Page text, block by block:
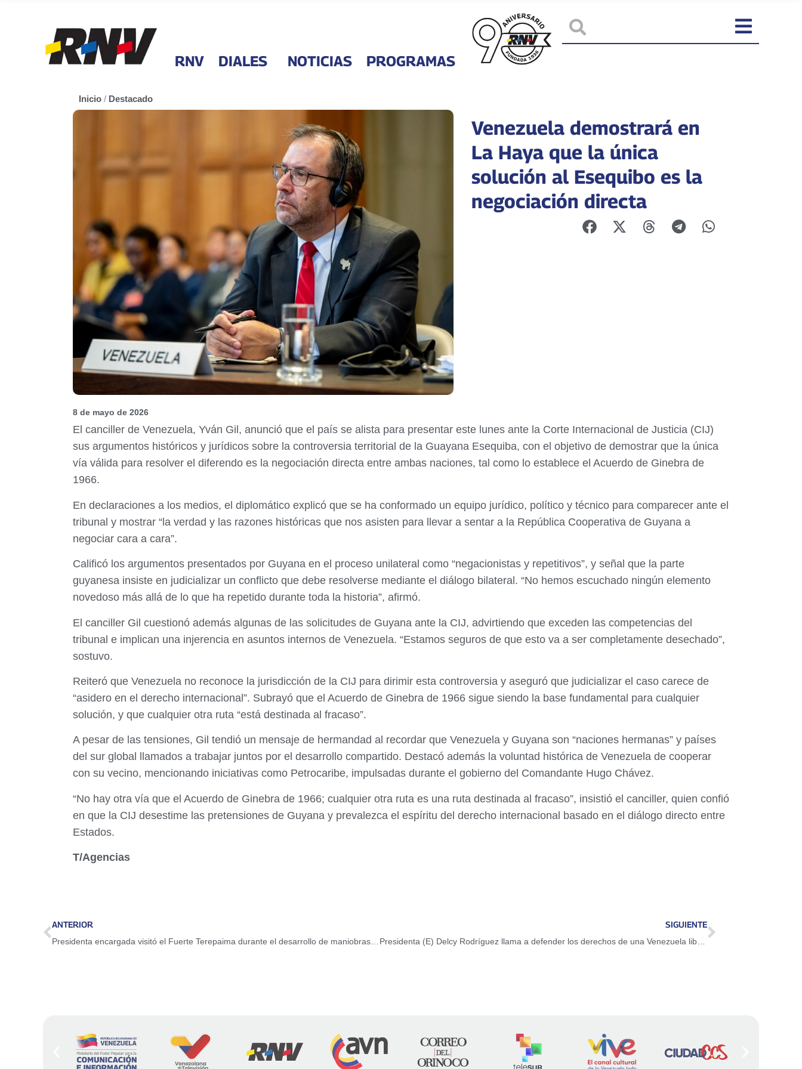
RNV DIALES NOTICIAS PROGRAMAS
Inicio / Destacado
Venezuela demostrará en
La Haya que la única
solución al Esequibo es la
negociación directa
8 de mayo de 2026
El canciller de Venezuela, Yván Gil, anunció que el país se alista para presentar este lunes ante la Corte Internacional de Justicia (CIJ)
sus argumentos históricos y jurídicos sobre la controversia territorial de la Guayana Esequiba, con el objetivo de demostrar que la única
vía válida para resolver el diferendo es la negociación directa entre ambas naciones, tal como lo establece el Acuerdo de Ginebra de
1966.
En declaraciones a los medios, el diplomático explicó que se ha conformado un equipo jurídico, político y técnico para comparecer ante el
tribunal y mostrar “la verdad y las razones históricas que nos asisten para llevar a sentar a la República Cooperativa de Guyana a
negociar cara a cara”.
Calificó los argumentos presentados por Guyana en el proceso unilateral como “negacionistas y repetitivos”, y señal que la parte
guyanesa insiste en judicializar un conflicto que debe resolverse mediante el diálogo bilateral. “No hemos escuchado ningún elemento
novedoso más allá de lo que ha repetido durante toda la historia”, afirmó.
El canciller Gil cuestionó además algunas de las solicitudes de Guyana ante la CIJ, advirtiendo que exceden las competencias del
tribunal e implican una injerencia en asuntos internos de Venezuela. “Estamos seguros de que esto va a ser completamente desechado”,
sostuvo.
Reiteró que Venezuela no reconoce la jurisdicción de la CIJ para dirimir esta controversia y aseguró que judicializar el caso carece de
“asidero en el derecho internacional”. Subrayó que el Acuerdo de Ginebra de 1966 sigue siendo la base fundamental para cualquier
solución, y que cualquier otra ruta “está destinada al fracaso”.
A pesar de las tensiones, Gil tendió un mensaje de hermandad al recordar que Venezuela y Guyana son “naciones hermanas” y países
del sur global llamados a trabajar juntos por el desarrollo compartido. Destacó además la voluntad histórica de Venezuela de cooperar
con su vecino, mencionando iniciativas como Petrocaribe, impulsadas durante el gobierno del Comandante Hugo Chávez.
“No hay otra vía que el Acuerdo de Ginebra de 1966; cualquier otra ruta es una ruta destinada al fracaso”, insistió el canciller, quien confió
en que la CIJ desestime las pretensiones de Guyana y prevalezca el espíritu del derecho internacional basado en el diálogo directo entre
Estados.
T/Agencias
ANTERIOR SIGUIENTE